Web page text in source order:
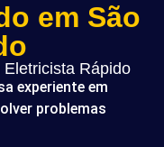
em São
Rápido
experiente em
problemas